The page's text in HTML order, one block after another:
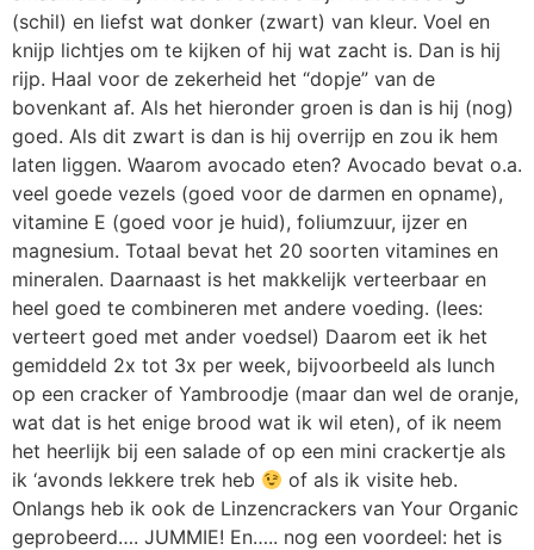
(schil) en liefst wat donker (zwart) van kleur. Voel en
knijp lichtjes om te kijken of hij wat zacht is. Dan is hij
rijp. Haal voor de zekerheid het “dopje” van de
bovenkant af. Als het hieronder groen is dan is hij (nog)
goed. Als dit zwart is dan is hij overrijp en zou ik hem
laten liggen. Waarom avocado eten? Avocado bevat o.a.
veel goede vezels (goed voor de darmen en opname),
vitamine E (goed voor je huid), foliumzuur, ijzer en
magnesium. Totaal bevat het 20 soorten vitamines en
mineralen. Daarnaast is het makkelijk verteerbaar en
heel goed te combineren met andere voeding. (lees:
verteert goed met ander voedsel) Daarom eet ik het
gemiddeld 2x tot 3x per week, bijvoorbeeld als lunch
op een cracker of Yambroodje (maar dan wel de oranje,
wat dat is het enige brood wat ik wil eten), of ik neem
het heerlijk bij een salade of op een mini crackertje als
ik ‘avonds lekkere trek heb
of als ik visite heb.
Onlangs heb ik ook de Linzencrackers van Your Organic
geprobeerd…. JUMMIE! En….. nog een voordeel: het is